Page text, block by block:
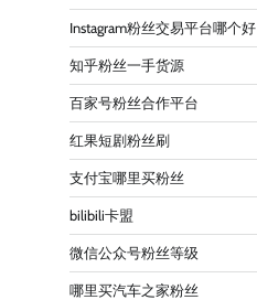
Instagram粉丝交易平台哪个好
知乎粉丝一手货源
百家号粉丝合作平台
红果短剧粉丝刷
支付宝哪里买粉丝
bilibili卡盟
微信公众号粉丝等级
哪里买汽车之家粉丝